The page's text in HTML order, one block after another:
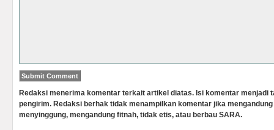
Redaksi menerima komentar terkait artikel diatas. Isi komentar menjadi
pengirim. Redaksi berhak tidak menampilkan komentar jika
menyinggung, mengandung fitnah, tidak etis, atau berbau SARA.